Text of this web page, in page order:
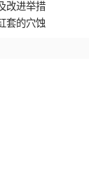
改进举措
套的穴蚀